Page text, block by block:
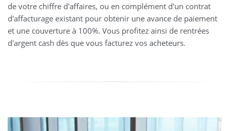
de votre chiffre d'affaires, ou en complément d'un contrat
d'affacturage existant pour obtenir une avance de paiement
et une couverture à 100%. Vous profitez ainsi de rentrées
d'argent cash dès que vous facturez vos acheteurs.